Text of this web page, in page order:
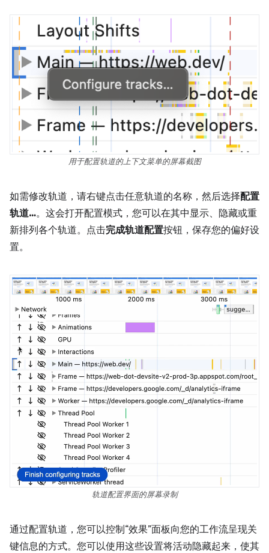
用于配置轨道的上下文菜单的屏幕截图
如需修改轨道，请右键点击任意轨道的名称，然后选择配置
轨道…。这会打开配置模式，您可以在其中显示、隐藏或重
新排列各个轨道。点击完成轨道配置按钮，保存您的偏好设
置。
轨道配置界面的屏幕录制
通过配置轨道，您可以控制“效果”面板向您的工作流呈现关
键信息的方式。您可以使用这些设置将活动隐藏起来，使其